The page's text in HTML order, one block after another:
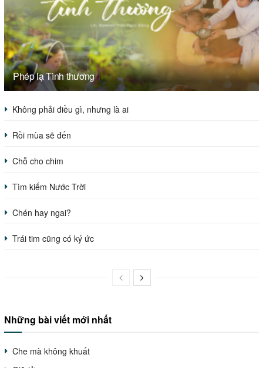
Phép lạ Tình thương
Không phải điều gì, nhưng là ai
Rồi mùa sẽ đến
Chỗ cho chim
Tìm kiếm Nước Trời
Chén hay ngai?
Trái tim cũng có ký ức
Những bài viết mới nhất
Che mà không khuất